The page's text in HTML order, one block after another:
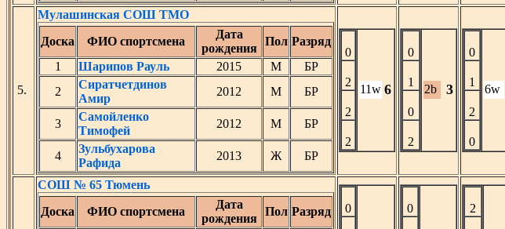
5.
Мулашинская СОШ ТМО
Доска
ФИО спортсмена
Дата
рождения
Пол Разряд
1
Шарипов Рауль 2015 М
БР
2
Сиратчетдинов
Амир
2012 М БР
3
Самойленко
Тимофей
2012 М БР
4
Зульбухарова
Рафида
2013 Ж БР
0
2
2
2
11w 6
0
1
0
2
2b 3
0
1
2
0
6w
СОШ № 65 Тюмень
Доска
ФИО спортсмена
Дата
рождения
Пол Разряд 0 0 2